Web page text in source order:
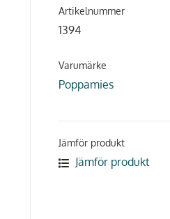
Artikelnummer
1394
Varumärke
Poppamies
Jämför produkt
Jämför produkt